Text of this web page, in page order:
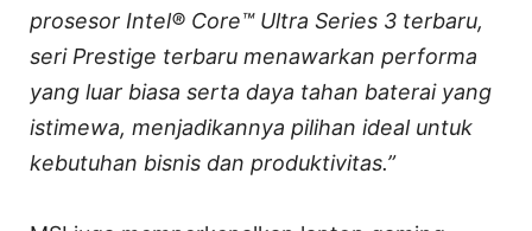
prosesor Intel® Core™ Ultra Series 3 terbaru,
seri Prestige terbaru menawarkan performa
yang luar biasa serta daya tahan baterai yang
istimewa, menjadikannya pilihan ideal untuk
kebutuhan bisnis dan produktivitas.”